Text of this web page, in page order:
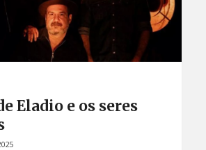
Eladio e os seres